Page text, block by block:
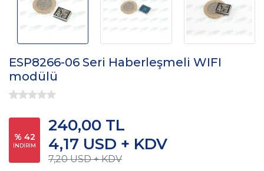
ESP8266-06 Seri Haberleşmeli WIFI
modülü
% 42
İNDİRİM
7,20 USD + KDV
4,17 USD + KDV
240,00 TL